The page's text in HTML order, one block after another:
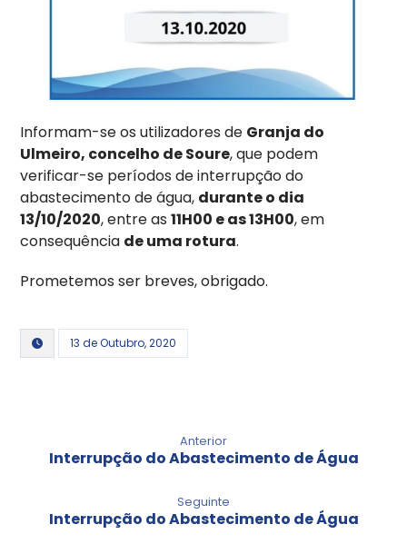
Informam-se os utilizadores de Granja do
Ulmeiro, concelho de Soure, que podem
verificar-se períodos de interrupção do
abastecimento de água, durante o dia
13/10/2020, entre as11H00 e as 13H00, em
consequência de uma rotura.
Prometemos ser breves, obrigado.
13 de Outubro, 2020
Anterior
Interrupção do Abastecimento de Água
Seguinte
Interrupção do Abastecimento de Água